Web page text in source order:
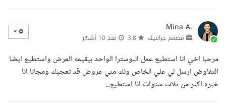
Mina A.
مصمم جراقيك منذ 10 أشهر
مرحبا اخي انا استطيع عمل البوسترا الواحد بيقيمه العرض واستطيع ايضا
التفاوض ارسل لي علي الخاص ولك مني عروض قد تعجبك ومجانا انا
خبره اكثر من ثلاث سنوات انا استطيع...